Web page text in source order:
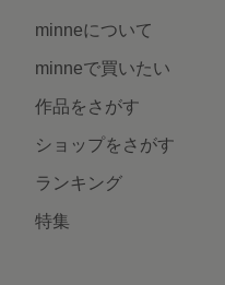
minneについて
minneで買いたい
作品をさがす
ショップをさがす
ランキング
特集